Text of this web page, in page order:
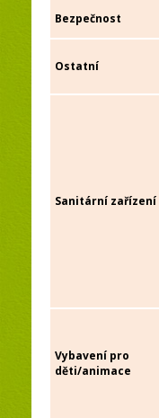
Bezpečnost
Ostatní
Sanitární zařízení
Vybavení pro
děti/animace